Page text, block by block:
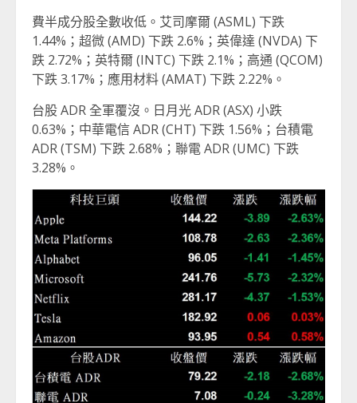
費半成分股全數收低。艾司摩爾 (ASML) 下跌
1.44%；超微 (AMD) 下跌 2.6%；英偉達 (NVDA) 下
跌 2.72%；英特爾 (INTC) 下跌 2.1%；高通 (QCOM)
下跌 3.17%；應用材料 (AMAT) 下跌 2.22%。
台股 ADR 全軍覆沒。日月光 ADR (ASX) 小跌
0.63%；中華電信 ADR (CHT) 下跌 1.56%；台積電
ADR (TSM) 下跌 2.68%；聯電 ADR (UMC) 下跌
3.28%。